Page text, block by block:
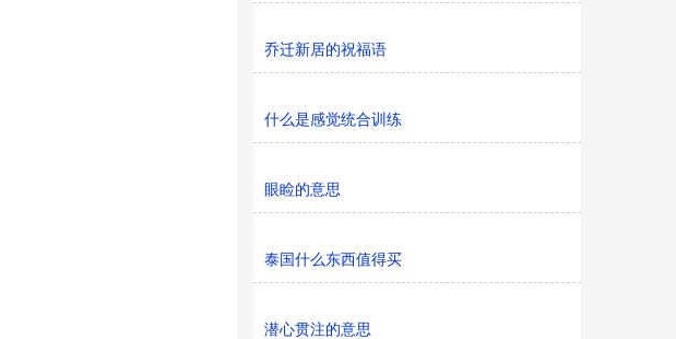
乔迁新居的祝福语
什么是感觉统合训练
眼睑的意思
泰国什么东西值得买
潜心贯注的意思